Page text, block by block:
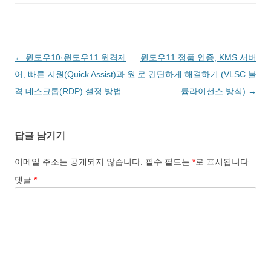
글
네
비
션
← 윈도우10·윈도우11 원격제
어, 빠른 지원(Quick Assist)과 원
격 데스크톱(RDP) 설정 방법
윈도우11 정품 인증, KMS 서버
로 간단하게 해결하기 (VLSC 볼
륨라이선스 방식) →
답글 남기기
이메일 주소는 공개되지 않습니다. 필수 필드는 *로 표시됩니다
댓글 *